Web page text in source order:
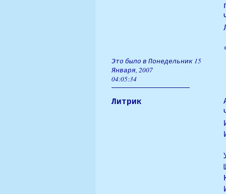
Это было в Понедельник 15
Января, 2007
04:05:34
Литрик